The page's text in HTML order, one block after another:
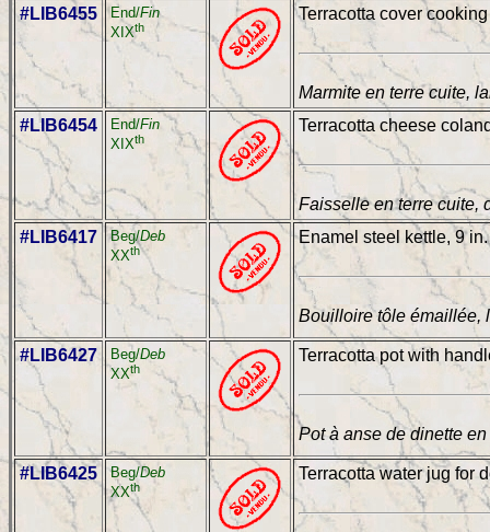
#LIB6455 End/Fin
XIXth
Terracotta cover
Marmite en terre cuite,
#LIB6454
End/Fin
XIXth
Terracotta cheese
Faisselle en terre cuite,
#LIB6417
Beg/Deb
XXth
Enamel steel kettle, 9
Bouilloire tôle émaillée,
#LIB6427 Beg/Deb
XXth
Terracotta pot with
Pot à anse de dinette
#LIB6425 Beg/Deb
XXth
Terracotta water jug for